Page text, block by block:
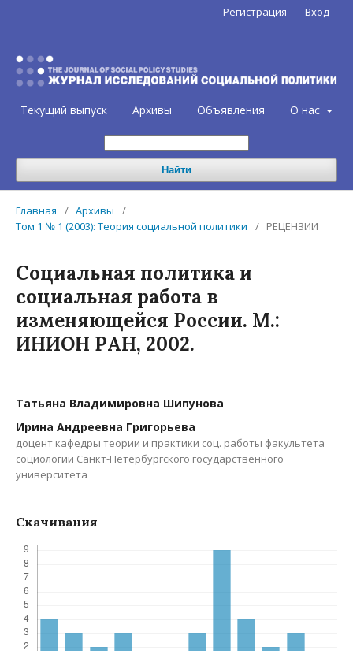
Текущий выпуск Архивы Объявления О нас
Найти
Регистрация Вход
Главная / Архивы
/
Том 1 № 1 (2003): Теория социальной политики
/ РЕЦЕНЗИИ
Социальная политика и
социальная работа в
изменяющейся России. М.:
ИНИОН РАН, 2002.
Татьяна Владимировна Шипунова
Ирина Андреевна Григорьева
доцент кафедры теории и практики соц. работы факультета
социологии Санкт-Петербургского государственного
университета
Скачивания